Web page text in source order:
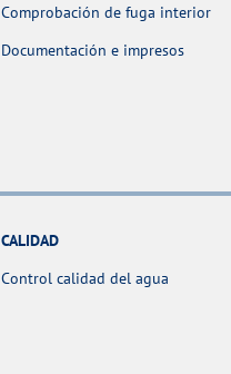
Comprobación de fuga interior
Documentación e impresos
CALIDAD
Control calidad del agua